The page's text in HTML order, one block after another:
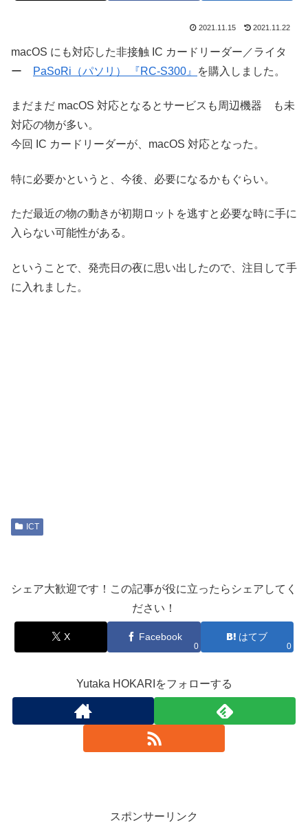
2021.11.15 2021.11.22
macOS にも対応した非接触 IC カードリーダー／ライタ
ー
PaSoRi（パソリ） 『RC-S300』 を購入しました。
まだまだ macOS 対応となるとサービスも周辺機器 も未
対応の物が多い。
今回 IC カードリーダーが、macOS 対応となった。
特に必要かというと、今後、必要になるかもぐらい。
ただ最近の物の動きが初期ロットを逃すと必要な時に手に
入らない可能性がある。
ということで、発売日の夜に思い出したので、注目して手
に入れました。
ICT
シェア大歓迎です！この記事が役に立ったらシェアしてく
ださい！
X Facebook
0
はてブ
0
Yutaka HOKARIをフォローする
スポンサーリンク